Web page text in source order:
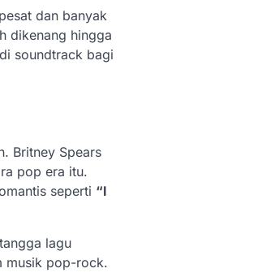
dan banyak
dikenang hingga
soundtrack bagi
Britney Spears
pop era itu.
seperti “I
lagu
musik pop-rock.